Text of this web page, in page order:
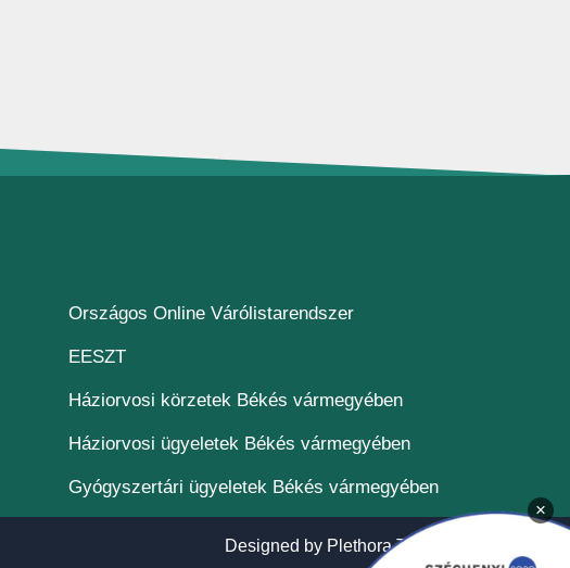
Országos Online Várólistarendszer(új ablakban nyílik meg)
EESZT(új ablakban nyílik meg)
Háziorvosi körzetek Békés vármegyében
Háziorvosi ügyeletek Békés vármegyében
Gyógyszertári ügyeletek Békés vármegyében
Designed by Plethora Themes
×